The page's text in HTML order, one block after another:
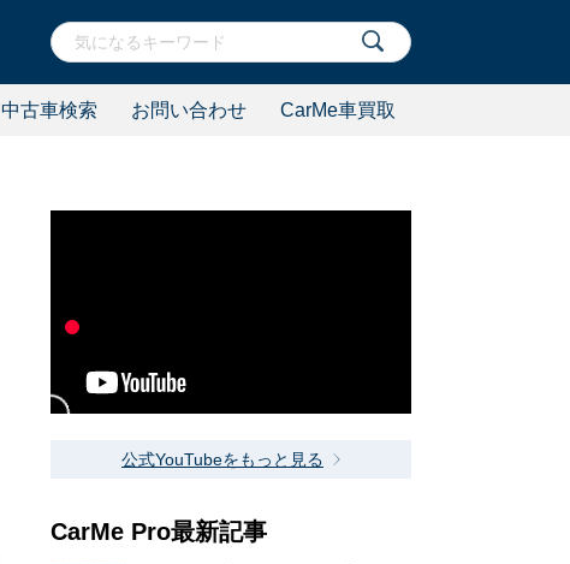
中古車検索 お問い合わせ CarMe車買取
公式YouTubeをもっと見る
CarMe Pro最新記事